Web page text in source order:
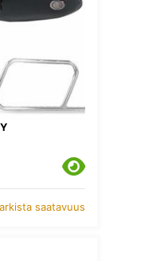
saatavuus